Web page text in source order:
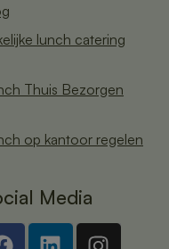
lunch catering
Thuis Bezorgen
op kantoor regelen
Media